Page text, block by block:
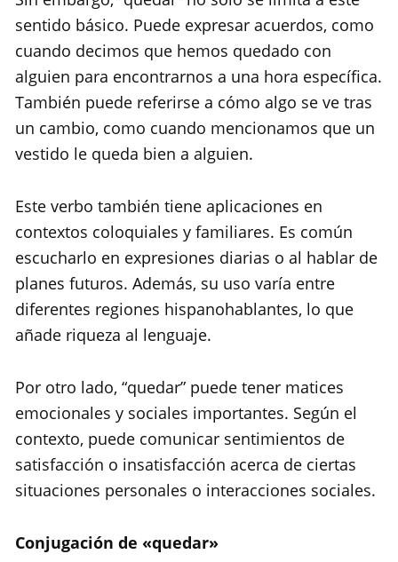
sentido básico. Puede expresar acuerdos, como
cuando decimos que hemos quedado con
alguien para encontrarnos a una hora específica.
También puede referirse a cómo algo se ve tras
un cambio, como cuando mencionamos que un
vestido le queda bien a alguien.
Este verbo también tiene aplicaciones en
contextos coloquiales y familiares. Es común
escucharlo en expresiones diarias o al hablar de
planes futuros. Además, su uso varía entre
diferentes regiones hispanohablantes, lo que
añade riqueza al lenguaje.
Por otro lado, “quedar” puede tener matices
emocionales y sociales importantes. Según el
contexto, puede comunicar sentimientos de
satisfacción o insatisfacción acerca de ciertas
situaciones personales o interacciones sociales.
Conjugación de «quedar»